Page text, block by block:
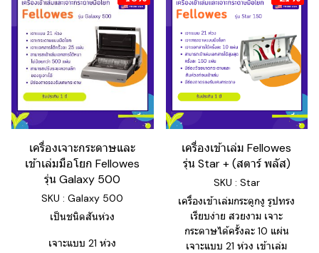
เครื่องเจาะกระดาษและ
เข้าเล่มมือโยก Fellowes
รุ่น Galaxy 500
SKU : Galaxy 500
เป็นชนิดสันห่วง
เจาะแบบ 21 ห่วง
เครื่องเข้าเล่ม Fellowes
รุ่น Star + (สตาร์ พลัส)
SKU : Star
เครื่องเข้าเล่มกระดูกงู รูปทรง
เรียบง่าย สวยงาม เจาะ
กระดาษได้ครั้งละ 10 แผ่น
เจาะแบบ 21 ห่วง เข้าเล่ม